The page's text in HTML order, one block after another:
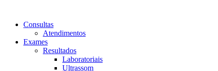
Consultas
Atendimentos
Exames
Resultados
Laboratoriais
Ultrassom